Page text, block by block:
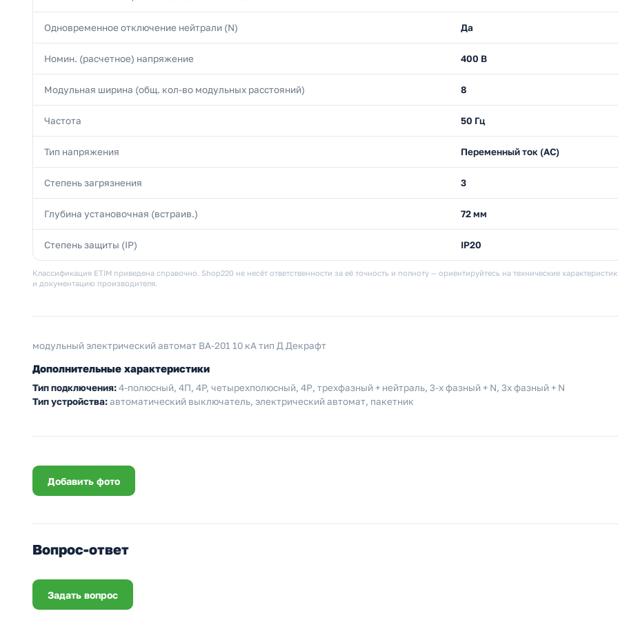
Одновременное отключение нейтрали (N) Да
Номин. (расчетное) напряжение 400 В
Модульная ширина (общ. кол-во модульных расстояний) 8
Частота 50 Гц
Тип напряжения Переменный ток (AC)
Степень загрязнения 3
Глубина установочная (встраив.) 72 мм
Степень защиты (IP) IP20
Классификация ETIM приведена справочно. Shop220 не несёт ответственности за её точность и полноту — ориентируйтесь на технические
и документацию производителя.
модульный электрический автомат ВА-201 10 кА тип Д Декрафт
Дополнительные характеристики
Тип подключения:4-полюсный, 4П, 4P, четырехполюсный, 4Р, трехфазный + нейтраль, 3-х фазный + N, 3х фазный + N
Тип устройства:автоматический выключатель, электрический автомат, пакетник
Добавить фото
Вопрос-ответ
Задать вопрос